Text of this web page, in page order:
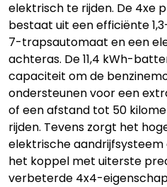
elektrisch te rijden. De 4xe
bestaat uit een efficiënte
7-trapsautomaat en een
achteras. De 11,4 kWh-
capaciteit om de
ondersteunen voor een
of een afstand tot 50
rijden. Tevens zorgt het
elektrische aandrijfsysteem
het koppel met uiterste
verbeterde 4x4-